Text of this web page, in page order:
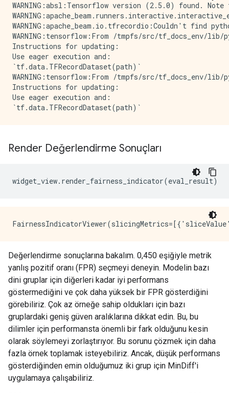
WARNING:absl:Tensorflow version (2.5.0) found.
WARNING:apache_beam.io.tfrecordio:Couldn't find
WARNING:tensorflow:From /tmpfs/src/
Instructions for updating:
Use eager execution and:
`tf.data.TFRecordDataset(path)`
WARNING:tensorflow:From /tmpfs/src/
Instructions for updating:
Use eager execution and:
Render Değerlendirme Sonuçları
widget_view. render_fairness_indicator(eval_result)
Değerlendirme sonuçlarına bakalım. 0,450 eşiğiyle metrik
yanlış pozitif oranı (FPR) seçmeyi deneyin. Modelin bazı
dini gruplar için diğerleri kadar iyi performans
göstermediğini ve çok daha yüksek bir FPR gösterdiğini
görebiliriz. Çok az örneğe sahip oldukları için bazı
gruplardaki geniş güven aralıklarına dikkat edin. Bu, bu
dilimler için performansta önemli bir fark olduğunu kesin
olarak söylemeyi zorlaştırıyor. Bu sorunu çözmek için daha
fazla örnek toplamak isteyebiliriz. Ancak, düşük performans
gösterdiğinden emin olduğumuz iki grup için MinDiff'i
uygulamaya çalışabiliriz.